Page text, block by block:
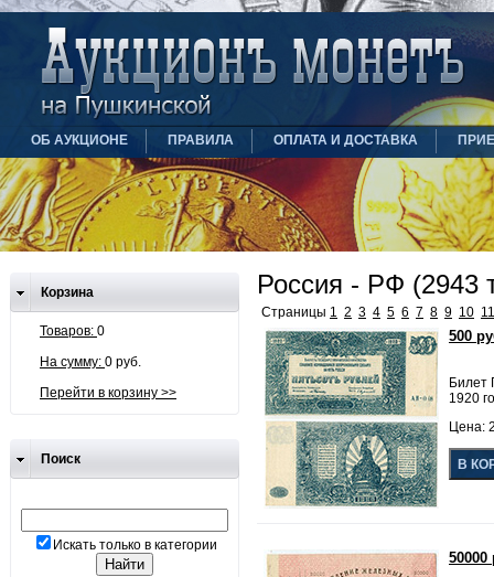
ОБ АУКЦИОНЕ ПРАВИЛА ОПЛАТА И ДОСТАВКА
Корзина
Товаров: 0
На сумму: 0 руб.
Перейти в корзину >>
Поиск
Искать только в категории
Россия - РФ (2943
Страницы 1 2 3 4 5 6 7 8 9 10 11
500
Билет
1920
Цена:
50000